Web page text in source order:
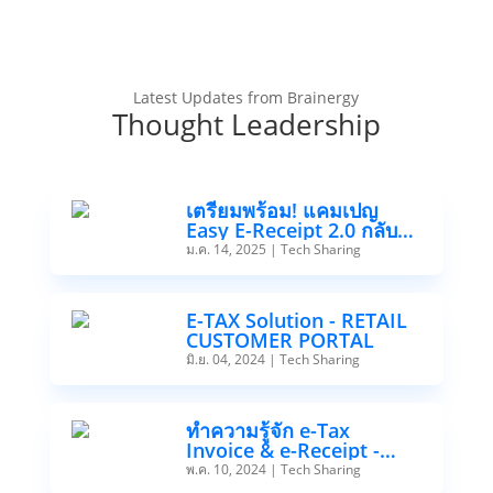
Latest Updates from Brainergy
Thought Leadership
เตรียมพร้อม! แคมเปญ
Easy E-Receipt 2.0 กลับมา
แล้วลดหย่อนภาษีสูงสุดถึง
50,000 บาท
ม.ค. 14, 2025 | Tech Sharing
E-TAX Solution - RETAIL
CUSTOMER PORTAL
มิ.ย. 04, 2024 | Tech Sharing
ทำความรู้จัก e-Tax
Invoice & e-Receipt -
Host to Host
พ.ค. 10, 2024 | Tech Sharing